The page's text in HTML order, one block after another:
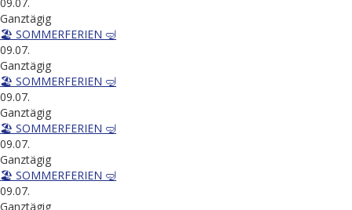
Ganztägig
🏖️ SOMMERFERIEN 🤿
09.07.
Ganztägig
🏖️ SOMMERFERIEN 🤿
09.07.
Ganztägig
🏖️ SOMMERFERIEN 🤿
09.07.
Ganztägig
🏖️ SOMMERFERIEN 🤿
09.07.
Ganztägig